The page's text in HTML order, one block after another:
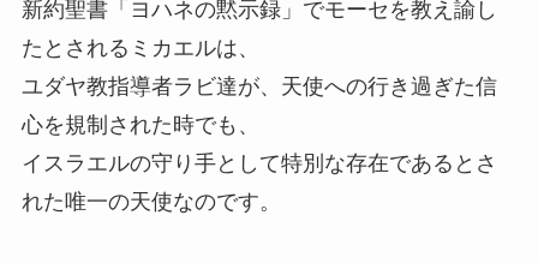
新約聖書「ヨハネの黙示録」でモーセを教え諭し
たとされるミカエルは、
ユダヤ教指導者ラビ達が、天使への行き過ぎた信
心を規制された時でも、
イスラエルの守り手として特別な存在であるとさ
れた唯一の天使なのです。